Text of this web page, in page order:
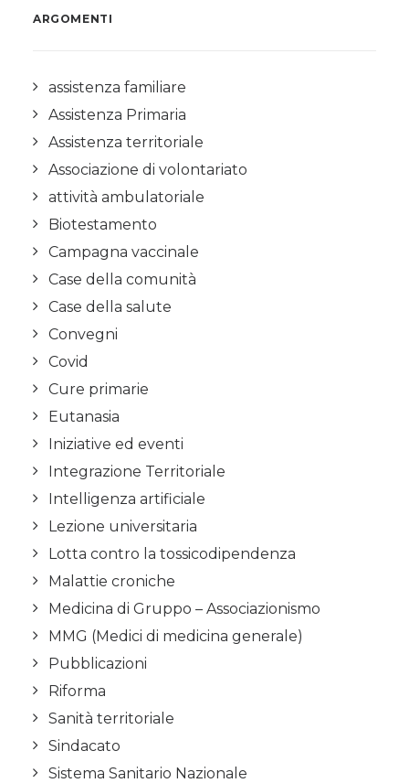
ARGOMENTI
assistenza familiare
Assistenza Primaria
Assistenza territoriale
Associazione di volontariato
attività ambulatoriale
Biotestamento
Campagna vaccinale
Case della comunità
Case della salute
Convegni
Covid
Cure primarie
Eutanasia
Iniziative ed eventi
Integrazione Territoriale
Intelligenza artificiale
Lezione universitaria
Lotta contro la tossicodipendenza
Malattie croniche
Medicina di Gruppo – Associazionismo
MMG (Medici di medicina generale)
Pubblicazioni
Riforma
Sanità territoriale
Sindacato
Sistema Sanitario Nazionale